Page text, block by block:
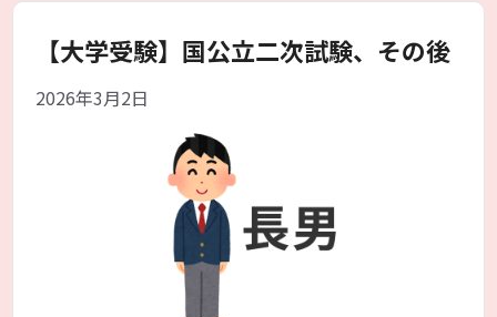
【大学受験】国公立二次試験、その後
2026年3月2日